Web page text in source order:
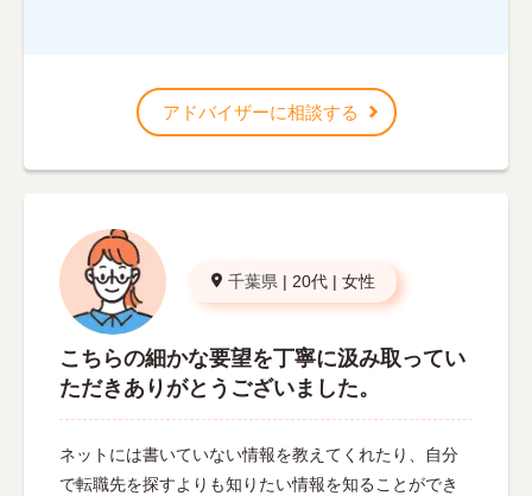
アドバイザーに相談する
千葉県 | 20代 | 女性
こちらの細かな要望を丁寧に汲み取ってい
ただきありがとうございました。
ネットには書いていない情報を教えてくれたり、自分
で転職先を探すよりも知りたい情報を知ることができ